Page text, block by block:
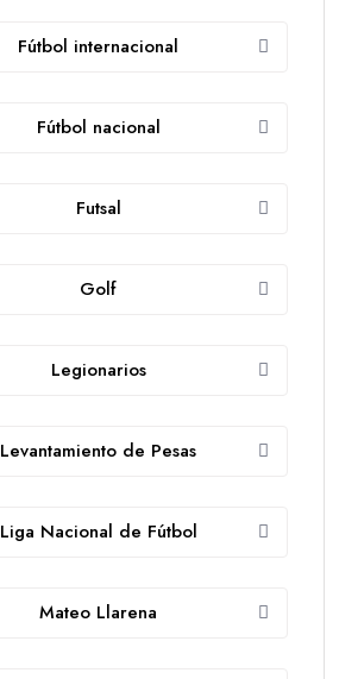
Fútbol internacional
Fútbol nacional
Futsal
Golf
Legionarios
Levantamiento de Pesas
Liga Nacional de Fútbol
Mateo Llarena